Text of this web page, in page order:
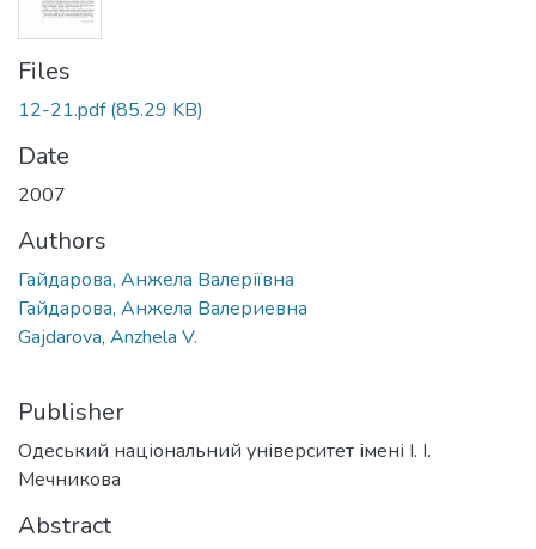
Files
12-21.pdf(85.29 KB)
Date
2007
Authors
Гайдарова, Анжела Валеріївна
Гайдарова, Анжела Валериевна
Gajdarova, Anzhela V.
Publisher
Одеський національний університет імені І. І.
Мечникова
Abstract